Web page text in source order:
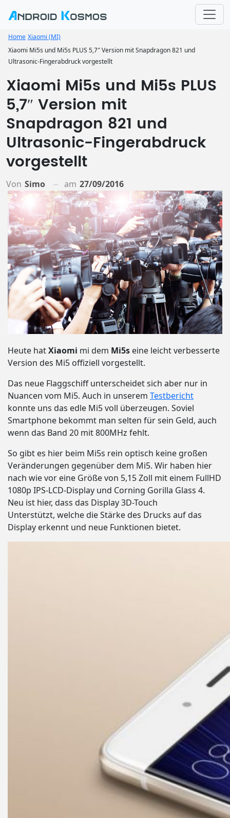
Home Xiaomi (MI)
Xiaomi Mi5s und Mi5s PLUS 5,7″ Version mit Snapdragon 821 und
Ultrasonic-Fingerabdruck vorgestellt
Xiaomi Mi5s und Mi5s PLUS
5,7″ Version mit
Snapdragon 821 und
Ultrasonic-Fingerabdruck
vorgestellt
Von Simo am 27/09/2016
Heute hatXiaomi mi dem Mi5s eine leicht verbesserte
Version des Mi5 offiziell vorgestellt.
Das neue Flaggschiff unterscheidet sich aber nur in
Nuancen vom Mi5. Auch in unserem Testbericht
konnte uns das edle Mi5 voll überzeugen. Soviel
Smartphone bekommt man selten für sein Geld, auch
wenn das Band 20 mit 800MHz fehlt.
So gibt es hier beim Mi5s rein optisch keine großen
Veränderungen gegenüber dem Mi5. Wir haben hier
nach wie vor eine Größe von 5,15 Zoll mit einem FullHD
1080p IPS-LCD-Display und Corning Gorilla Glass 4.
Neu ist hier, dass das Display 3D-Touch
Unterstützt, welche die Stärke des Drucks auf das
Display erkennt und neue Funktionen bietet.